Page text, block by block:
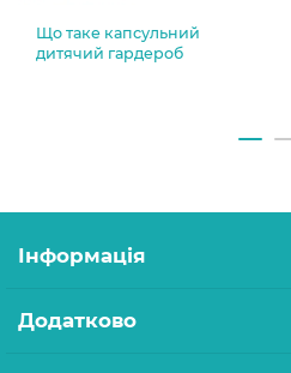
Що таке капсульний
дитячий гардероб
Інформація
Додатково